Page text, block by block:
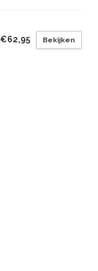
€62,95 Bekijken